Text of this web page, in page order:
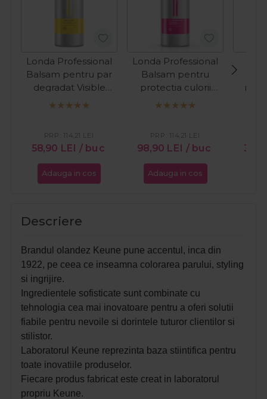
Londa Professional
Balsam pentru par
degradat Visible
Repair 1000ml
58,90 LEI / buc
PRP: 114,21 LEI
Adauga in cos
Londa Professional
Balsam pentru
protectia culorii
parului vopsit Color
98,90 LEI / buc
PRP: 114,21 LEI
Adauga in cos
Descriere
Brandul olandez Keune pune accentul, inca din
1922, pe ceea ce inseamna colorarea parului, styling
si ingrijire.
Ingredientele sofisticate sunt combinate cu
tehnologia cea mai inovatoare pentru a oferi solutii
fiabile pentru nevoile si dorintele tuturor clientilor si
stilistor.
Laboratorul Keune reprezinta baza stiintifica pentru
toate inovatiile produselor.
Fiecare produs fabricat este creat in laboratorul
propriu Keune.